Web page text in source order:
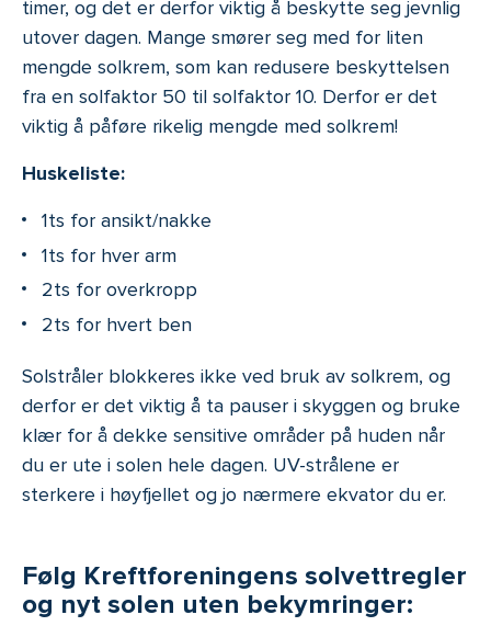
timer, og det er derfor viktig å beskytte seg jevnlig
utover dagen. Mange smører seg med for liten
mengde solkrem, som kan redusere beskyttelsen
fra en solfaktor 50 til solfaktor 10. Derfor er det
viktig å påføre rikelig mengde med solkrem!
Huskeliste:
1ts for ansikt/nakke
1ts for hver arm
2ts for overkropp
2ts for hvert ben
Solstråler blokkeres ikke ved bruk av solkrem, og
derfor er det viktig å ta pauser i skyggen og bruke
klær for å dekke sensitive områder på huden når
du er ute i solen hele dagen. UV-strålene er
sterkere i høyfjellet og jo nærmere ekvator du er.
Følg Kreftforeningens solvettregler
og nyt solen uten bekymringer: